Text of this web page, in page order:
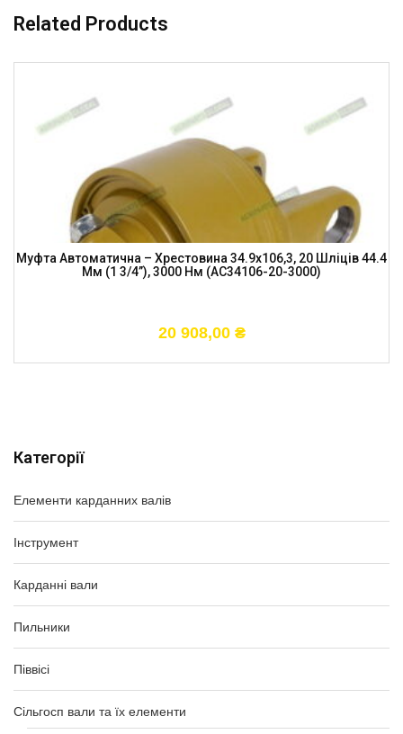
Категорії
Елементи карданних валів
Інструмент
Карданні вали
Пильники
Піввісі
Сільгосп вали та їх елементи
Related Products
Муфта Автоматична – Хрестовина 34.9х106,3, 20 Шліців 44.4
Мм (1 3/4”), 3000 Нм (AC34106-20-3000)
20 908,00 ₴